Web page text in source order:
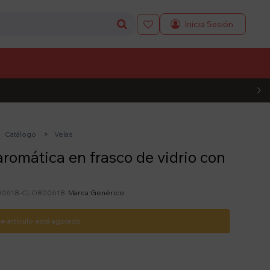

Catálogo Velas
en frasco de vidrio con
CLO800618 Genérico
artículo está agotado.